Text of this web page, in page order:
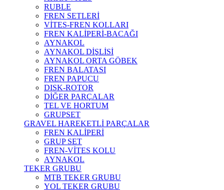
RUBLE
FREN SETLERİ
VİTES-FREN KOLLARI
FREN KALİPERİ-BACAĞI
AYNAKOL
AYNAKOL DİŞLİSİ
AYNAKOL ORTA GÖBEK
FREN BALATASI
FREN PAPUCU
DISK-ROTOR
DİĞER PARÇALAR
TEL VE HORTUM
GRUPSET
GRAVEL HAREKETLİ PARÇALAR
FREN KALİPERİ
GRUP SET
FREN-VİTES KOLU
AYNAKOL
TEKER GRUBU
MTB TEKER GRUBU
YOL TEKER GRUBU